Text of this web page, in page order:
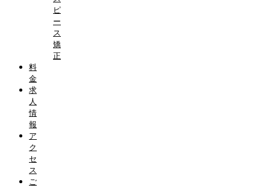
ピ
ー
ス
矯
正
料
金
求
人
情
報
ア
ク
セ
ス
ご